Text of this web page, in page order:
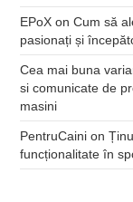
EPoX onCum să
pasionați și
Cea mai buna
si comunicate de
masini
PentruCaini on
funcționalitate în